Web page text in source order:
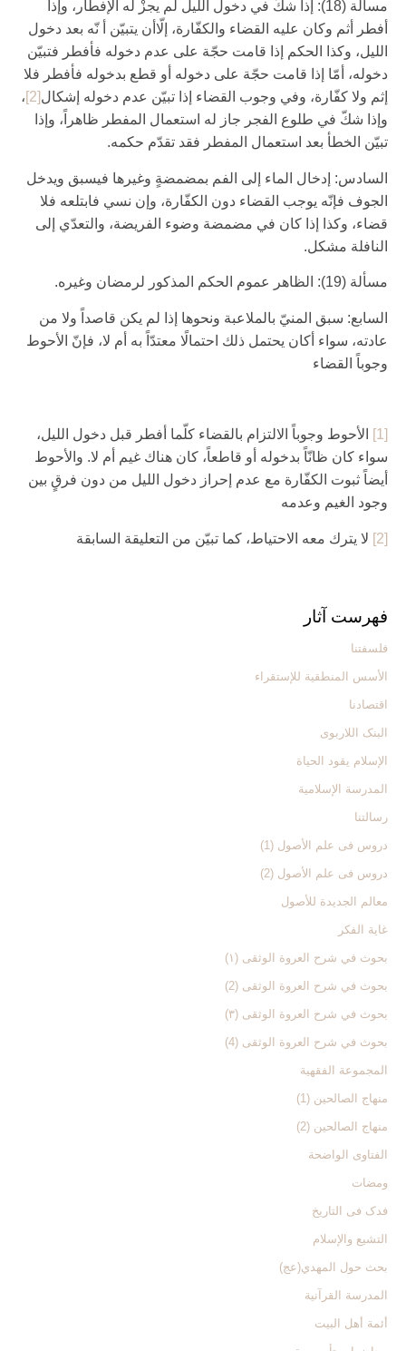
مسألة (18): إذا شكّ في دخول الليل لم يجزْ له الإفطار، وإذا
أفطر أثم وكان عليه القضاء والكفّارة، إلّاأن يتبيّن أ نّه بعد دخول
الليل، وكذا الحكم إذا قامت حجّة على عدم دخوله فأفطر فتبيّن
دخوله، أمّا إذا قامت حجّة على دخوله أو قطع بدخوله فأفطر فلا
إثم ولا كفّارة، وفي وجوب القضاء إذا تبيّن عدم دخوله إشكال‏[2]
،
وإذا شكّ في طلوع الفجر جاز له استعمال المفطر ظاهراً، وإذا
تبيّن الخطأ بعد استعمال المفطر فقد تقدّم حكمه.
السادس: إدخال الماء إلى الفم بمضمضةٍ وغيرها فيسبق ويدخل
الجوف فإنّه يوجب القضاء دون الكفّارة، وإن نسي فابتلعه فلا
قضاء، وكذا إذا كان في مضمضة وضوء الفريضة، والتعدّي إلى
النافلة مشكل.
مسألة (19): الظاهر عموم الحكم المذكور لرمضان وغيره.
السابع: سبق المنيّ بالملاعبة ونحوها إذا لم يكن قاصداً ولا من
عادته، سواء أكان يحتمل ذلك احتمالًا معتدّاً به أم لا، فإنّ الأحوط
وجوباً القضاء
[1]
الأحوط وجوباً الالتزام بالقضاء كلّما أفطر قبل دخول الليل،
سواء كان ظانّاً بدخوله أو قاطعاً، كان هناك غيم أم لا. والأحوط
أيضاً ثبوت الكفّارة مع عدم إحراز دخول الليل من دون فرقٍ بين
وجود الغيم وعدمه
[2] لا يترك معه الاحتياط، كما تبيّن من التعليقة السابقة
فهرست آثار
فلسفتنا
الأسس المنطقیة للإستقراء
اقتصادنا
البنک اللاربوی
الإسلام یقود الحیاة
المدرسة الإسلامیة
رسالتنا
دروس فی علم الأصول (1)
دروس فی علم الأصول (2)
معالم الجدیدة للأصول
غایة الفکر
بحوث في شرح العروة الوثقی (۱)
بحوث في شرح العروة الوثقی (2)
بحوث في شرح العروة الوثقی (۳)
بحوث في شرح العروة الوثقی (4)
المجموعة الفقهیة
منهاج الصالحین (1)
منهاج الصالحین (2)
الفتاوی الواضحة
ومضات
فدک فی التاریخ
التشیع والإسلام
بحث حول المهدي(عج)
المدرسة القرآنیة
أئمة أهل البیت